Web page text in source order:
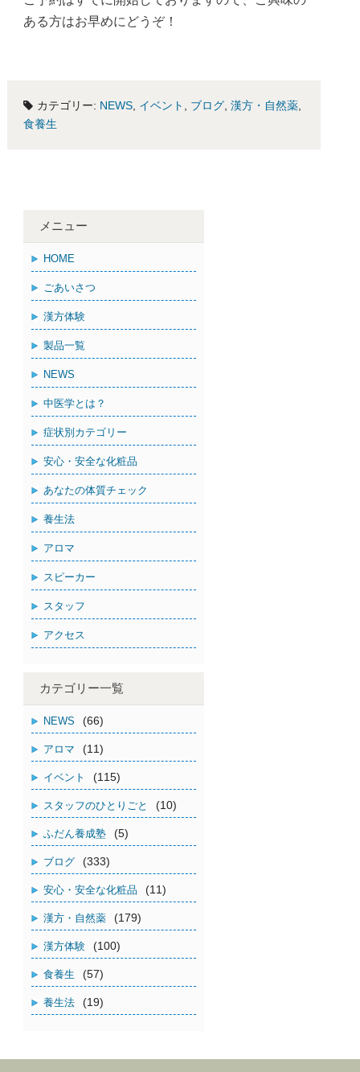
ある方はお早めにどうぞ！
カテゴリー: NEWS, イベント ブログ, 漢方・自然薬,
食養生
メニュー
HOME
ごあいさつ
漢方体験
製品一覧
NEWS
中医学とは？
症状別カテゴリー
安心・安全な化粧品
あなたの体質チェック
養生法
アロマ
スピーカー
スタッフ
アクセス
カテゴリー一覧
NEWS (66)
アロマ (11)
イベント (115)
スタッフのひとりごと (10)
ふだん養成塾 (5)
ブログ (333)
安心・安全な化粧品 (11)
漢方・自然薬 (179)
漢方体験 (100)
食養生 (57)
養生法 (19)